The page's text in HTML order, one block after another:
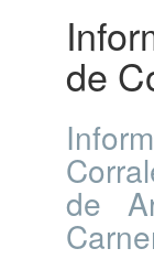
de
de